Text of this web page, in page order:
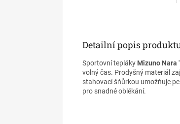
Detailní popis
Sportovní tepláky Mizuno Nara
volný čas. Prodyšný materiál
stahovací šňůrkou umožňuje
pro snadné oblékání.